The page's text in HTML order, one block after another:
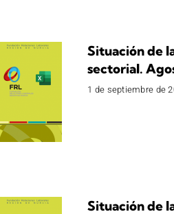
Situación de
sectorial.
1 de septiembre de
Situación de